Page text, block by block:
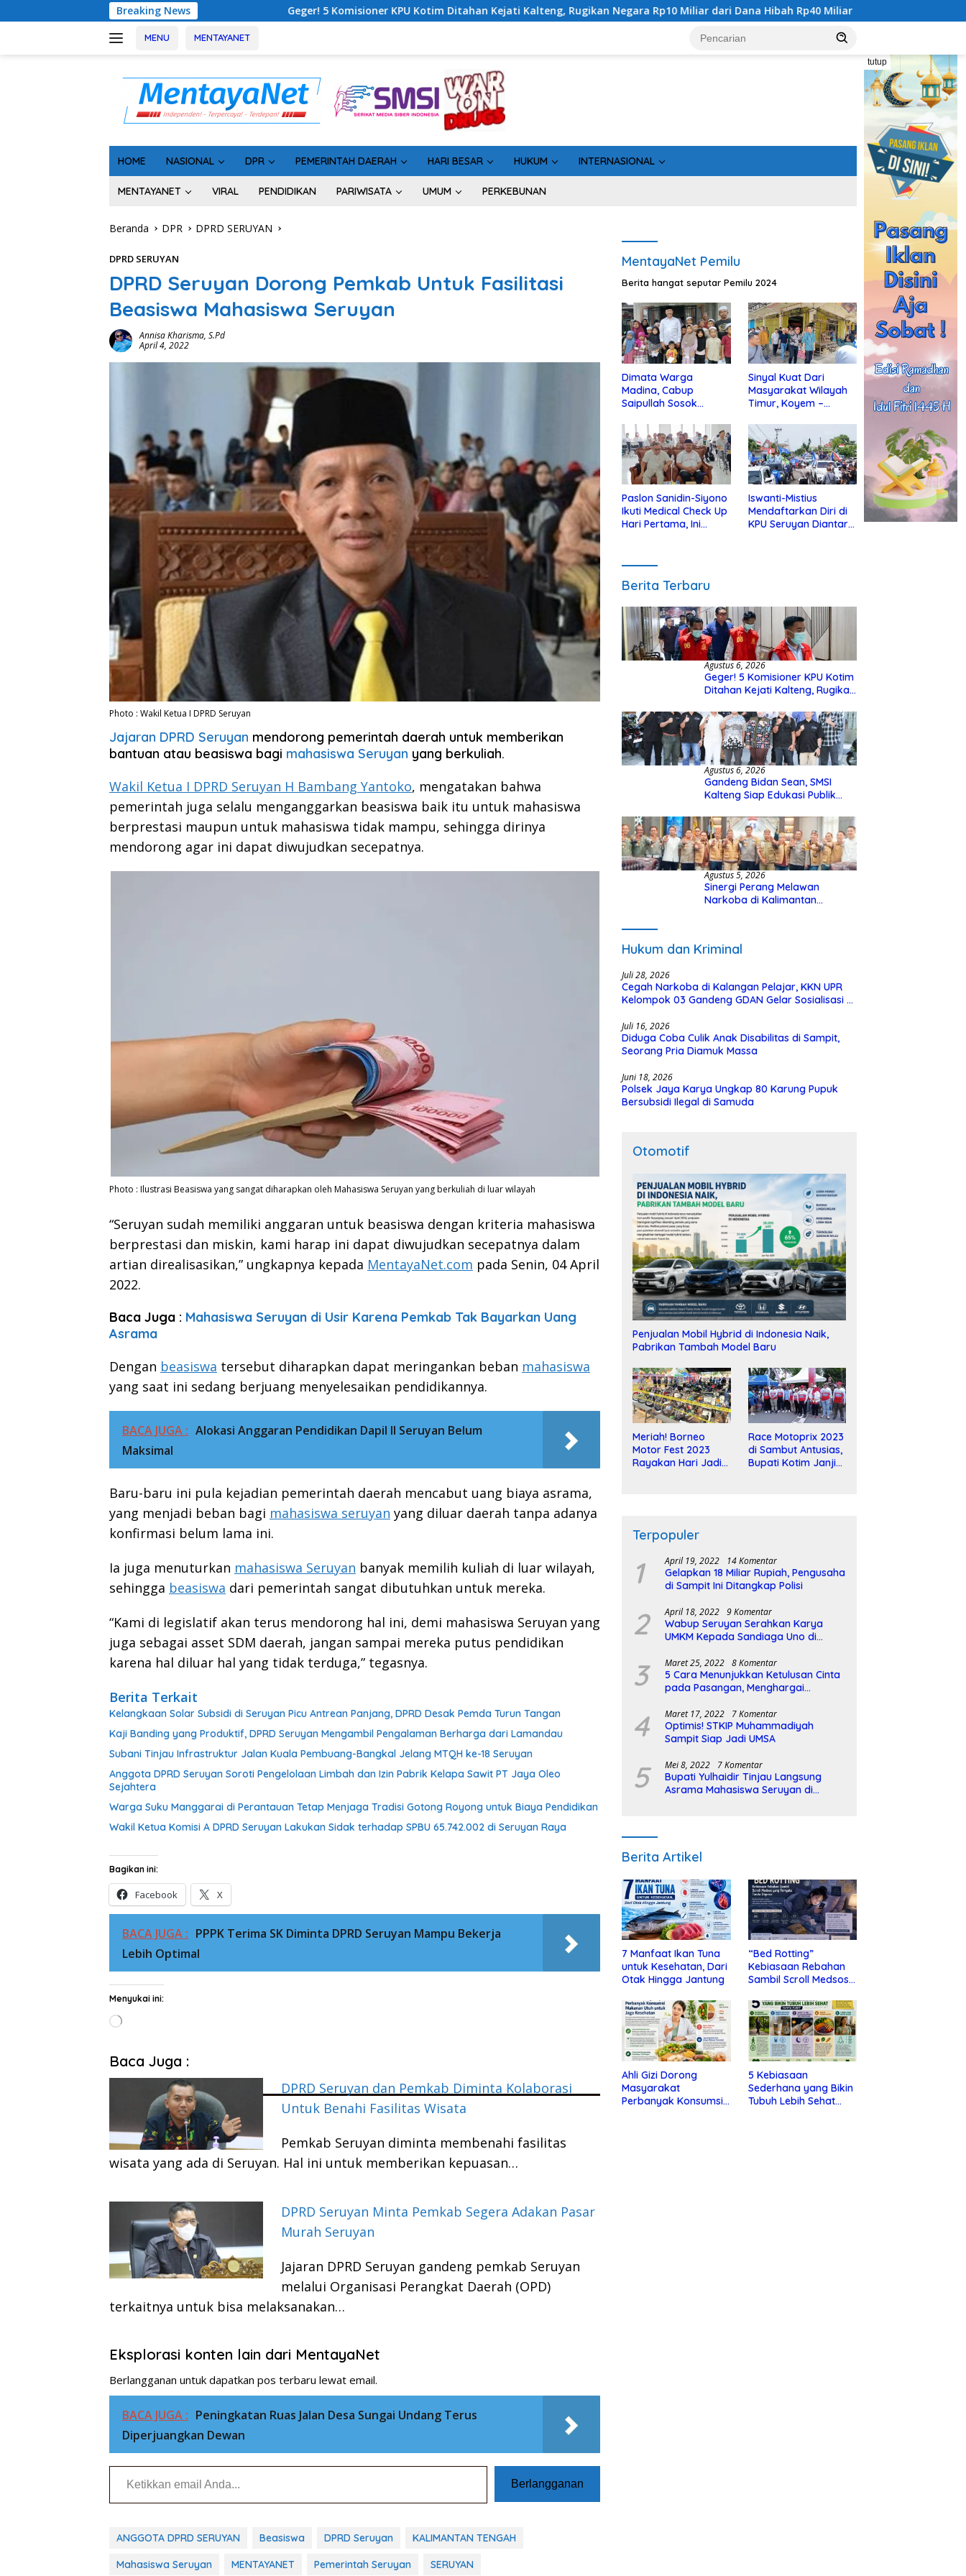
ke
Breaking News
Geger! 5 Komisioner KPU Kotim Ditahan Kejati Kalteng, Rugikan Negara Rp10 Miliar dari Dana Hibah Rp40 Miliar Gandeng Bidan Sean, SMSI Kalteng Siap
MENU MENTAYANET
tutup
HOME NASIONAL DPR PEMERINTAH DAERAH HARI BESAR HUKUM INTERNASIONAL
MENTAYANET VIRAL PENDIDIKAN PARIWISATA UMUM PERKEBUNAN
Beranda DPR DPRD SERUYAN
DPRD SERUYAN
DPRD Seruyan Dorong Pemkab Untuk Fasilitasi
Beasiswa Mahasiswa Seruyan
Annisa Kharisma, S.Pd
April 4, 2022
Photo : Wakil Ketua I DPRD Seruyan
Jajaran DPRD Seruyan mendorong pemerintah daerah untuk memberikan
bantuan atau beasiswa bagi mahasiswa Seruyan yang berkuliah.
Wakil Ketua I DPRD Seruyan H Bambang Yantoko, mengatakan bahwa
pemerintah juga selalu menganggarkan beasiswa baik itu untuk mahasiswa
berprestasi maupun untuk mahasiswa tidak mampu, sehingga dirinya
mendorong agar ini dapat diwujudkan secepatnya.
Photo : Ilustrasi Beasiswa yang sangat diharapkan oleh Mahasiswa Seruyan yang berkuliah di luar wilayah
“Seruyan sudah memiliki anggaran untuk beasiswa dengan kriteria mahasiswa
berprestasi dan miskin, kami harap ini dapat diwujudkan secepatnya dalam
artian direalisasikan,” ungkapnya kepada MentayaNet.com pada Senin, 04 April
2022.
Baca Juga : Mahasiswa Seruyan di Usir Karena Pemkab Tak Bayarkan Uang
Asrama
Dengan beasiswa tersebut diharapkan dapat meringankan beban mahasiswa
yang saat ini sedang berjuang menyelesaikan pendidikannya.
BACA JUGA : Alokasi Anggaran Pendidikan Dapil II Seruyan Belum
Maksimal
Baru-baru ini pula kejadian pemerintah daerah mencabut uang biaya asrama,
yang menjadi beban bagi mahasiswa seruyan yang diluar daerah tanpa adanya
konfirmasi belum lama ini.
Ia juga menuturkan mahasiswa Seruyan banyak memilih kuliah di luar wilayah,
sehingga beasiswa dari pemerintah sangat dibutuhkan untuk mereka.
“Kami di legislatif akan terus mendorong hal ini, demi mahasiswa Seruyan yang
juga sebagai asset SDM daerah, jangan sampai mereka putus pendidikan
karena hal diluar hal yang tidak terduga,” tegasnya.
Berita Terkait
Kelangkaan Solar Subsidi di Seruyan Picu Antrean Panjang, DPRD Desak Pemda Turun Tangan
Kaji Banding yang Produktif, DPRD Seruyan Mengambil Pengalaman Berharga dari Lamandau
Subani Tinjau Infrastruktur Jalan Kuala Pembuang-Bangkal Jelang MTQH ke-18 Seruyan
Anggota DPRD Seruyan Soroti Pengelolaan Limbah dan Izin Pabrik Kelapa Sawit PT Jaya Oleo
Sejahtera
Warga Suku Manggarai di Perantauan Tetap Menjaga Tradisi Gotong Royong untuk Biaya Pendidikan
Wakil Ketua Komisi A DPRD Seruyan Lakukan Sidak terhadap SPBU 65.742.002 di Seruyan Raya
Bagikan ini:
Facebook X
BACA JUGA : PPPK Terima SK Diminta DPRD Seruyan Mampu Bekerja
Lebih Optimal
Menyukai ini:
Memuat...
Baca Juga :
DPRD Seruyan dan Pemkab Diminta Kolaborasi
Untuk Benahi Fasilitas Wisata
Pemkab Seruyan diminta membenahi fasilitas
wisata yang ada di Seruyan. Hal ini untuk memberikan kepuasan…
DPRD Seruyan Minta Pemkab Segera Adakan Pasar
Murah Seruyan
Jajaran DPRD Seruyan gandeng pemkab Seruyan
melalui Organisasi Perangkat Daerah (OPD)
terkaitnya untuk bisa melaksanakan…
Eksplorasi konten lain dari MentayaNet
Berlangganan untuk dapatkan pos terbaru lewat email.
BACA JUGA : Peningkatan Ruas Jalan Desa Sungai Undang Terus
Diperjuangkan Dewan
Ketikkan email Anda...
Berlangganan
ANGGOTA DPRD SERUYAN Beasiswa DPRD Seruyan KALIMANTAN TENGAH
Mahasiswa Seruyan MENTAYANET Pemerintah Seruyan SERUYAN
MentayaNet Pemilu
Berita hangat seputar Pemilu 2024
Dimata Warga
Madina, Cabup
Saipullah Sosok
Anak Yatim
Sinyal Kuat Dari
Masyarakat Wilayah
Timur, Koyem –
di Kotim
Paslon Sanidin-Siyono
Ikuti Medical Check Up
Hari Pertama, Ini
Iswanti-Mistius
Mendaftarkan Diri di
KPU Seruyan Diantar
Berita Terbaru
Agustus 6, 2026
Geger! 5 Komisioner KPU Kotim
Ditahan Kejati Kalteng, Rugikan
Hibah Rp40 Miliar
Agustus 6, 2026
Gandeng Bidan Sean, SMSI
Kalteng Siap Edukasi Publik
Agustus 5, 2026
Sinergi Perang Melawan
Narkoba di Kalimantan
Hukum dan Kriminal
Juli 28, 2026
Cegah Narkoba di Kalangan Pelajar, KKN UPR
Kelompok 03 Gandeng GDAN Gelar Sosialisasi di
Juli 16, 2026
Diduga Coba Culik Anak Disabilitas di Sampit,
Seorang Pria Diamuk Massa
Juni 18, 2026
Polsek Jaya Karya Ungkap 80 Karung Pupuk
Bersubsidi Ilegal di Samuda
Otomotif
Penjualan Mobil Hybrid di Indonesia Naik,
Pabrikan Tambah Model Baru
Meriah! Borneo
Motor Fest 2023
Rayakan Hari Jadi
Race Motoprix 2023
di Sambut Antusias,
Bupati Kotim Janji
Terpopuler
1 April 19, 2022 14 Komentar
Gelapkan 18 Miliar Rupiah, Pengusaha
di Sampit Ini Ditangkap Polisi
2 April 18, 2022 9 Komentar
Wabup Seruyan Serahkan Karya
UMKM Kepada Sandiaga Uno di
3 Maret 25, 2022 8 Komentar
5 Cara Menunjukkan Ketulusan Cinta
pada Pasangan, Menghargai
4 Maret 17, 2022 7 Komentar
Optimis! STKIP Muhammadiyah
Sampit Siap Jadi UMSA
5 Mei 8, 2022 7 Komentar
Bupati Yulhaidir Tinjau Langsung
Asrama Mahasiswa Seruyan di
Berita Artikel
7 Manfaat Ikan Tuna
untuk Kesehatan, Dari
Otak Hingga Jantung
“Bed Rotting”
Kebiasaan Rebahan
Sambil Scroll Medsos
Depresi
Ahli Gizi Dorong
Masyarakat
Perbanyak Konsumsi
5 Kebiasaan
Sederhana yang Bikin
Tubuh Lebih Sehat